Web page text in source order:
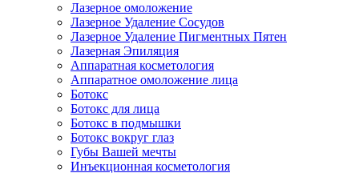
Лазерное омоложение
Лазерное Удаление Сосудов
Лазерное Удаление Пигментных Пятен
Лазерная Эпиляция
Аппаратная косметология
Аппаратное омоложение лица
Ботокс
Ботокс для лица
Ботокс в подмышки
Ботокс вокруг глаз
Губы Вашей мечты
Инъекционная косметология